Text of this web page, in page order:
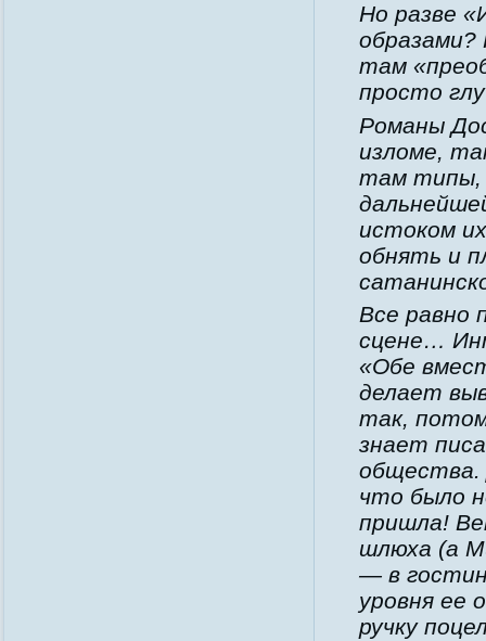
Но разве
там
просто
Романы
изломе,
там типы,
истоком
обнять и
Все равно
сцене…
«Обе
делает
так,
знает
общества.
что было
пришла!
шлюха (а
— в
уровня ее
ручку